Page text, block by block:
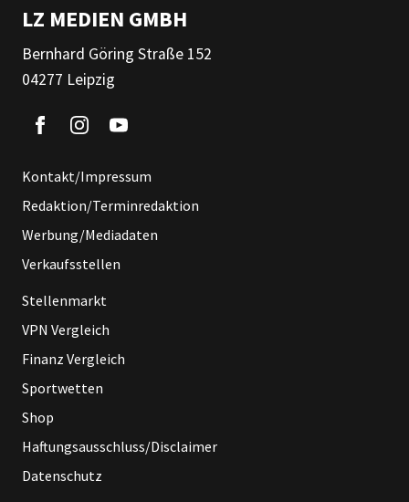
LZ MEDIEN GMBH
Bernhard Göring Straße 152
04277 Leipzig
Kontakt/Impressum
Redaktion/Terminredaktion
Werbung/Mediadaten
Verkaufsstellen
Stellenmarkt
VPN Vergleich
Finanz Vergleich
Sportwetten
Shop
Haftungsausschluss/Disclaimer
Datenschutz